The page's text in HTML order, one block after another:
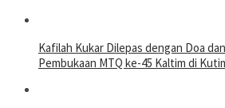
Kafilah Kukar Dilepas dengan Doa
Pembukaan MTQ ke-45 Kaltim di